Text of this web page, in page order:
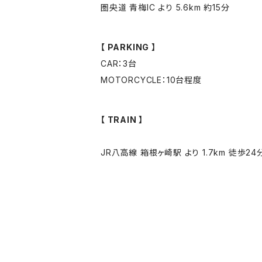
圏央道 青梅IC より 5.6km 約15分
【 PARKING 】
CAR：3台
MOTORCYCLE：10台程度
【 TRAIN 】
JR八高線 箱根ヶ崎駅 より 1.7km 徒歩24